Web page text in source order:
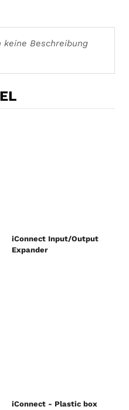
Beschreibung
iConnect Input/Output
Expander
iConnect - Plastic box